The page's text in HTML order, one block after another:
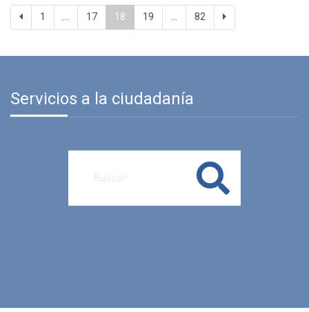
1 ... 17 18 19 ... 82
Servicios a la ciudadanía
Buscar